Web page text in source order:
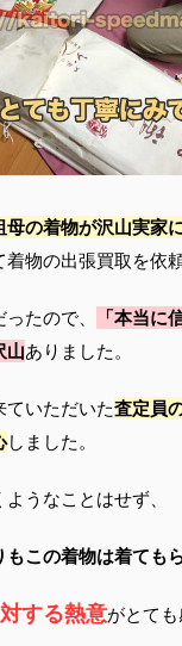
母の着物が沢山実家
物の出張買取を依
たので、
「本当に
山ありました。
ていただいた査定員
しました。
うなことはせず、
もこの着物は着ても
する熱意がとても